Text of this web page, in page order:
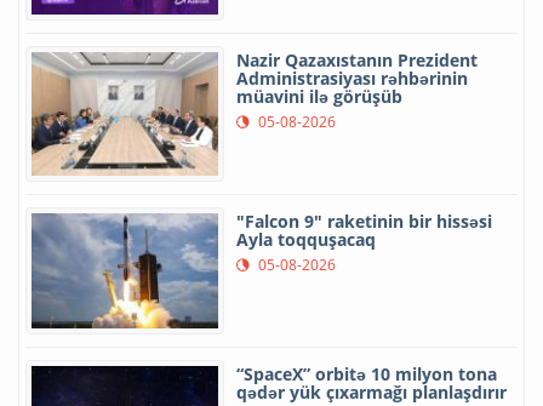
Nazir Qazaxıstanın Prezident
Administrasiyası rəhbərinin
müavini ilə görüşüb
05-08-2026
"Falcon 9" raketinin bir hissəsi
Ayla toqquşacaq
05-08-2026
“SpaceX” orbitə 10 milyon tona
qədər yük çıxarmağı planlaşdırır